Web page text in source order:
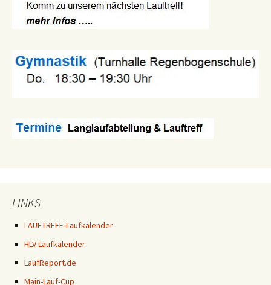
LINKS
LAUFTREFF-Laufkalender
HLV Laufkalender
LaufReport.de
Main-Lauf-Cup